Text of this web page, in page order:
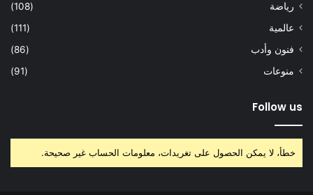
رياضة
(108)
عالمية
(111)
فنون وأدب
(86)
منوعات
(91)
Follow us
خطأ، لا يمكن الحصول على تغريدات، معلومات الحساب غير صحيحة.